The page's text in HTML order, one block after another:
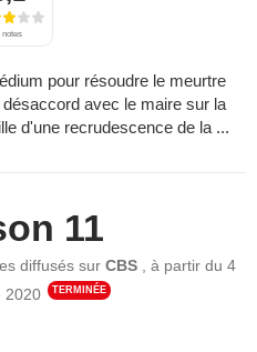
notes
pour résoudre le meurtre
avec le maire sur la
d'une recrudescence de la ...
11
diffusés surCBS ,à partir du4
2020
TERMINÉE